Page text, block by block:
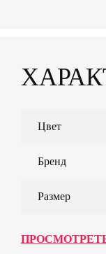
Цвет
Бренд
Размер